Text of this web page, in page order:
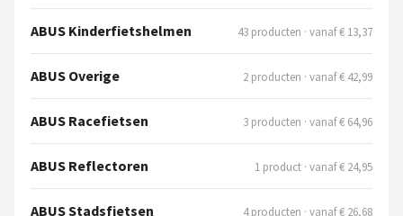
ABUS Kinderfietshelmen 43 producten · vanaf € 13,37
ABUS Overige 2 producten · vanaf € 42,99
ABUS Racefietsen 3 producten · vanaf € 64,96
ABUS Reflectoren 1 product · vanaf € 24,95
ABUS Stadsfietsen 4 producten · vanaf € 26,68